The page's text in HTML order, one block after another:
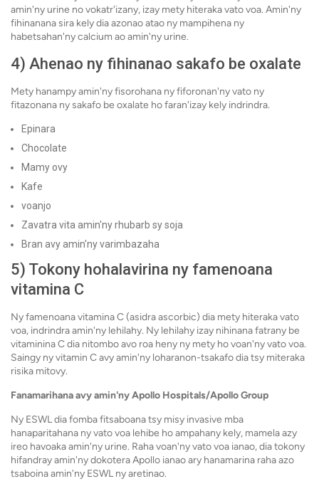
amin'ny urine no vokatr'izany, izay mety hiteraka vato voa. Amin'ny
fihinanana sira kely dia azonao atao ny mampihena ny
habetsahan'ny calcium ao amin'ny urine.
4) Ahenao ny fihinanao sakafo be oxalate
Mety hanampy amin'ny fisorohana ny fiforonan'ny vato ny
fitazonana ny sakafo be oxalate ho faran'izay kely indrindra.
Epinara
Chocolate
Mamy ovy
Kafe
voanjo
Zavatra vita amin'ny rhubarb sy soja
Bran avy amin'ny varimbazaha
5) Tokony hohalavirina ny famenoana
vitamina C
Ny famenoana vitamina C (asidra ascorbic) dia mety hiteraka vato
voa, indrindra amin'ny lehilahy. Ny lehilahy izay nihinana fatrany be
vitaminina C dia nitombo avo roa heny ny mety ho voan'ny vato voa.
Saingy ny vitamin C avy amin'ny loharanon-tsakafo dia tsy miteraka
risika mitovy.
Fanamarihana avy amin'ny Apollo Hospitals/Apollo Group
Ny ESWL dia fomba fitsaboana tsy misy invasive mba
hanaparitahana ny vato voa lehibe ho ampahany kely, mamela azy
ireo havoaka amin'ny urine. Raha voan'ny vato voa ianao, dia tokony
hifandray amin'ny dokotera Apollo ianao ary hanamarina raha azo
tsaboina amin'ny ESWL ny aretinao.